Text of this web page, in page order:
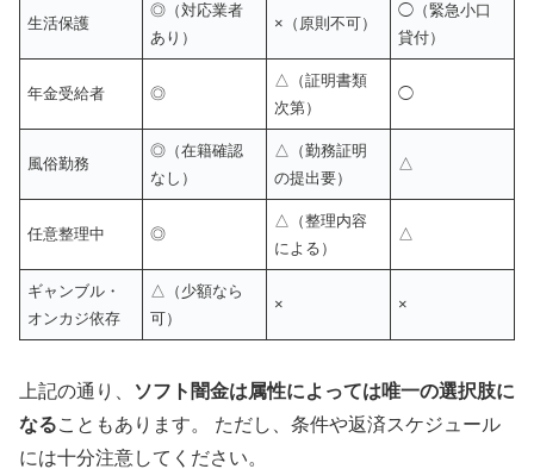
生活保護
◎（対応業者
あり）
×（原則不可）
◯（緊急小口
貸付）
年金受給者 ◎
△（証明書類
次第）
◯
風俗勤務
◎（在籍確認
なし）
△（勤務証明
の提出要）
△
任意整理中 ◎
△（整理内容
による）
△
ギャンブル・
オンカジ依存
△（少額なら
可）
× ×
上記の通り、
ソフト闇金は属性によっては唯一の選択肢に
なることもあります。 ただし、条件や返済スケジュール
には十分注意してください。